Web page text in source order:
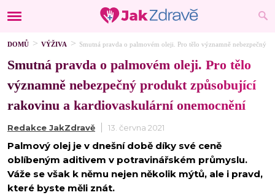
DOMŮ VÝŽIVA Smutná pravda o palmovém oleji. Pro tělo významně nebezpečný
Smutná pravda o palmovém oleji. Pro tělo
významně nebezpečný produkt způsobující
rakovinu a kardiovaskulární onemocnění
Redakce JakZdravě 13. června 2021
Palmový olej je v dnešní době díky své ceně
oblíbeným aditivem v potravinářském průmyslu.
Váže se však k němu nejen několik mýtů, ale i pravd,
které byste měli znát.